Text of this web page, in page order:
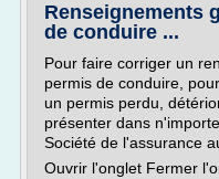
Renseignements
de conduire ...
Pour faire corriger un
permis de conduire,
un permis perdu,
présenter dans
Société de l'assurance
Ouvrir l'onglet Fermer